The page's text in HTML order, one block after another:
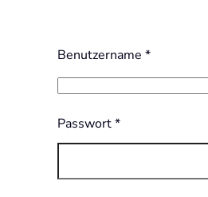
Benutzername *
Passwort*